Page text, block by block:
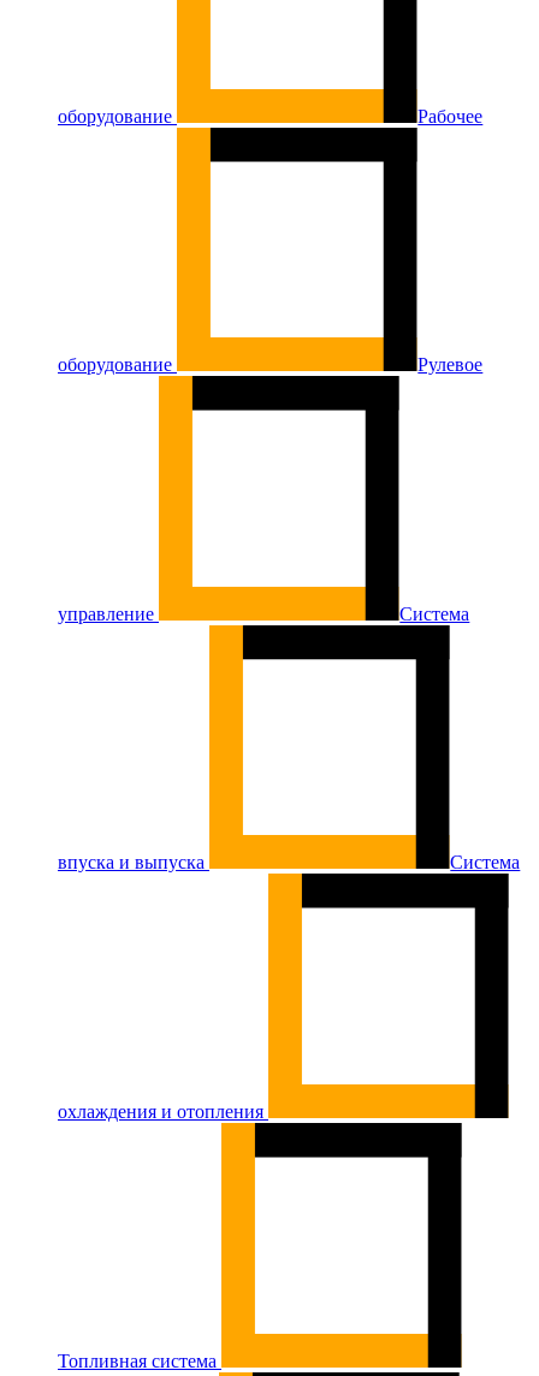
оборудование Рабочее
оборудование Рулевое
управление Система
впуска и выпуска Система
охлаждения и отопления
Топливная система